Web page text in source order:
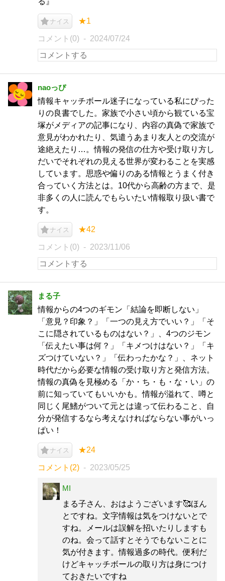
ナイス ★1
コメント(0) 2024/07/24
naoっぴ
情報キャッチボール迷子になっている私にぴった
りの良書でした。家族で小さい頃から観ている宝
塚がメディアの記事になり、内容の真偽で家族で
意見がわかれたり、気遣うあまり友人との交流が
途絶えたり…。情報の発信の仕方や受け取り方し
だいでそれぞれの見える世界が変わることを実感
しています。思惑や偏りのある情報とうまく付き
合っていく方法とは。10代から高齢の方まで、是
非多くの人に読んでもらいたい情報取り扱い書で
す。
ナイス ★42
コメント(0) 2023/11/06
まる子
情報からの4つのギモン「結論を即断しない」
「意見？印象？」「一つの見え方でいい？」「そ
こに隠されているものはない？」、4つのジモン
「伝えたい事は何？」「キメつけはない？」「キ
ズつけていない？」「伝わったかな？」、ネット
時代だから必要な情報の受け取り方と発信方法。
情報の真偽を見極める「か・ち・も・な・い」の
前に知っていてもいいかも。情報が溢れて、噂と
同じく尾鰭がついて元とは違って伝わること、自
分が発信するなら考えなければならない事がいっ
ぱい！
ナイス ★24
コメント(2) 2023/05/25
MI
まる子さん、おはようございます🥰ほん
とですね。文字情報は気をつけないとで
すね。メールは誤解を招いたりしますも
のね。会って話すとそうでもないことに
気が付きます。情報過多の時代。便利だ
けどキャッチボールの取り方は身につけ
ておきたいですね